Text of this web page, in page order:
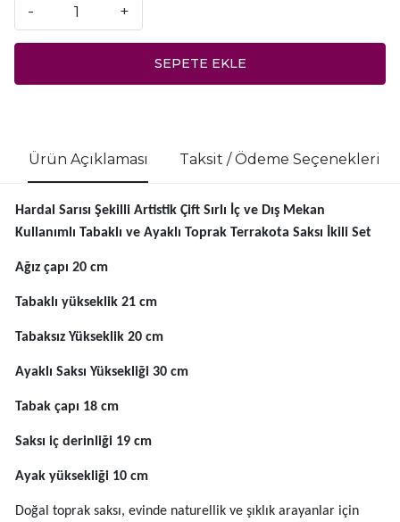
- +
SEPETE EKLE
Ürün Açıklaması Taksit / Ödeme Seçenekleri
Hardal Sarısı Şekilli Artistik Çift Sırlı İç ve Dış Mekan
Kullanımlı Tabaklı ve Ayaklı Toprak Terrakota Saksı İkili Set
Ağız çapı 20 cm
Tabaklı yükseklik 21 cm
Tabaksız Yükseklik 20 cm
Ayaklı Saksı Yüksekliği 30 cm
Tabak çapı 18 cm
Saksı iç derinliği 19 cm
Ayak yüksekliği 10 cm
Doğal toprak saksı, evinde naturellik ve şıklık arayanlar için